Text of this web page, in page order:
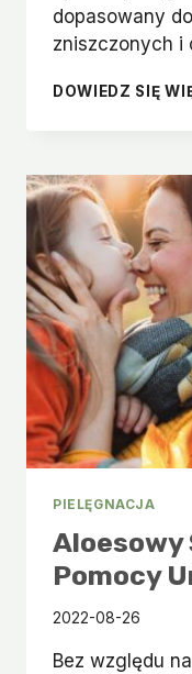
dopasowany
zniszczonych i
DOWIEDZ SIĘ
PIELĘGNACJA
Aloesowy
Pomocy
2022-08-26
Bez względu